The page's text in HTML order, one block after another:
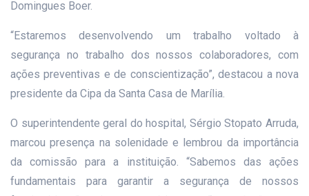
Domingues Boer.
“Estaremos desenvolvendo um trabalho voltado à
segurança no trabalho dos nossos colaboradores, com
ações preventivas e de conscientização”, destacou a nova
presidente da Cipa da Santa Casa de Marília.
O superintendente geral do hospital, Sérgio Stopato Arruda,
marcou presença na solenidade e lembrou da importância
da comissão para a instituição. “Sabemos das ações
fundamentais para garantir a segurança de nossos